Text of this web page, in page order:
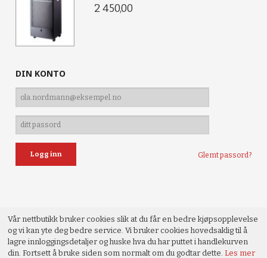
2 450,00
DIN KONTO
Glemt passord?
Vår nettbutikk bruker cookies slik at du får en bedre kjøpsopplevelse
og vi kan yte deg bedre service. Vi bruker cookies hovedsaklig til å
lagre innloggingsdetaljer og huske hva du har puttet i handlekurven
din. Fortsett å bruke siden som normalt om du godtar dette.Les mer